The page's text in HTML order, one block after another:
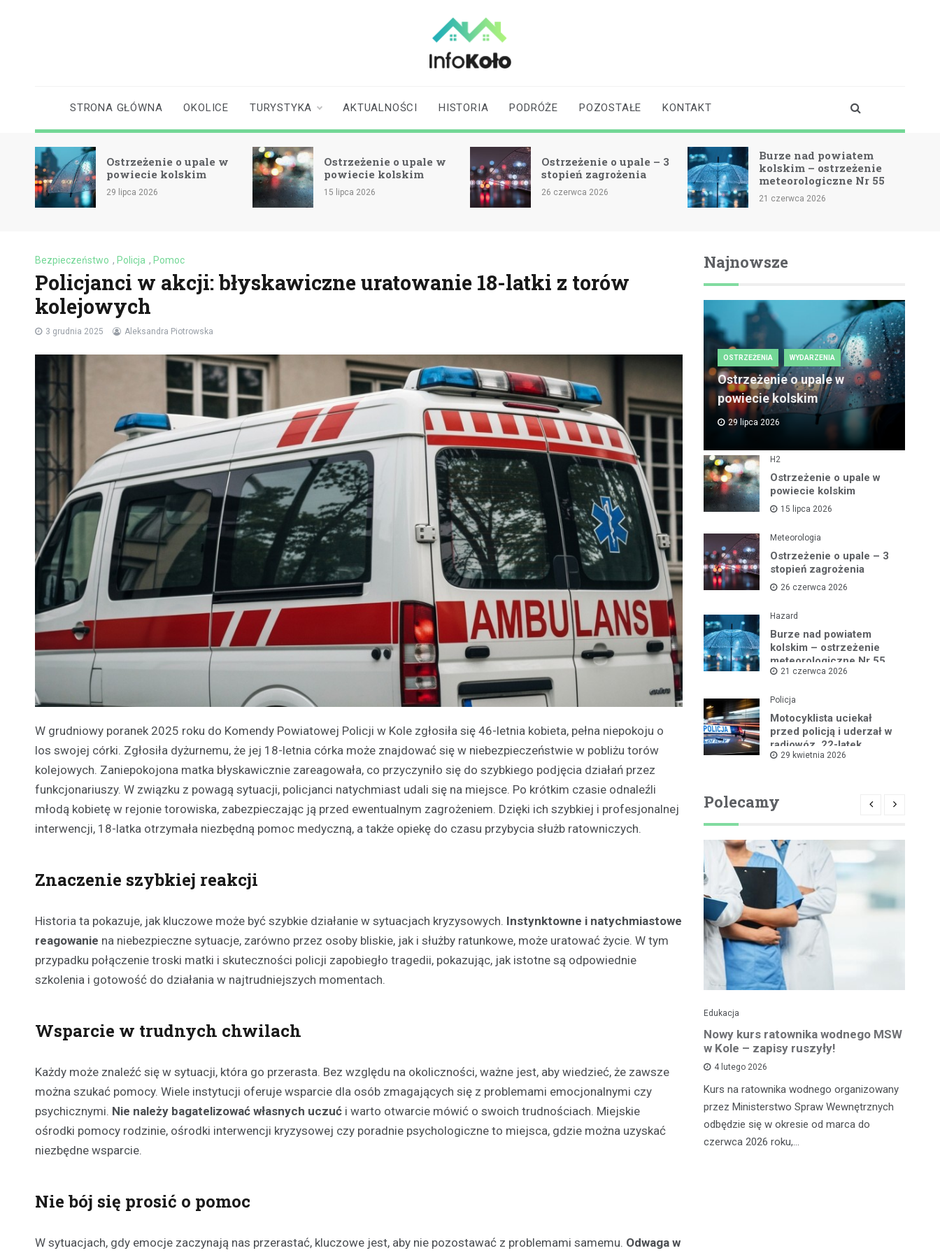
Koła | Koło
online
STRONA GŁÓWNA OKOLICE TURYSTYKA AKTUALNOŚCI HISTORIA PODRÓŻE POZOSTAŁE KONTAKT
Ostrzeżenie o upale w
powiecie kolskim
29 lipca 2026
Ostrzeżenie o upale w
powiecie kolskim
15 lipca 2026
Ostrzeżenie o upale – 3
stopień zagrożenia
26 czerwca 2026
Burze nad powiatem
kolskim – ostrzeżenie
meteorologiczne Nr 55
21 czerwca 2026
Bezpieczeństwo , Policja , Pomoc
Policjanci w akcji: błyskawiczne uratowanie 18-latki z torów
kolejowych
3 grudnia 2025 Aleksandra Piotrowska
W grudniowy poranek 2025 roku do Komendy Powiatowej Policji w Kole zgłosiła się 46-letnia kobieta, pełna niepokoju o
los swojej córki. Zgłosiła dyżurnemu, że jej 18-letnia córka może znajdować się w niebezpieczeństwie w pobliżu torów
kolejowych. Zaniepokojona matka błyskawicznie zareagowała, co przyczyniło się do szybkiego podjęcia działań przez
funkcjonariuszy. W związku z powagą sytuacji, policjanci natychmiast udali się na miejsce. Po krótkim czasie odnaleźli
młodą kobietę w rejonie torowiska, zabezpieczając ją przed ewentualnym zagrożeniem. Dzięki ich szybkiej i profesjonalnej
interwencji, 18-latka otrzymała niezbędną pomoc medyczną, a także opiekę do czasu przybycia służb ratowniczych.
Znaczenie szybkiej reakcji
Historia ta pokazuje, jak kluczowe może być szybkie działanie w sytuacjach kryzysowych. Instynktowne i natychmiastowe
reagowanie na niebezpieczne sytuacje, zarówno przez osoby bliskie, jak i służby ratunkowe, może uratować życie. W tym
przypadku połączenie troski matki i skuteczności policji zapobiegło tragedii, pokazując, jak istotne są odpowiednie
szkolenia i gotowość do działania w najtrudniejszych momentach.
Wsparcie w trudnych chwilach
Każdy może znaleźć się w sytuacji, która go przerasta. Bez względu na okoliczności, ważne jest, aby wiedzieć, że zawsze
można szukać pomocy. Wiele instytucji oferuje wsparcie dla osób zmagających się z problemami emocjonalnymi czy
psychicznymi. Nie należy bagatelizować własnych uczuć i warto otwarcie mówić o swoich trudnościach. Miejskie
ośrodki pomocy rodzinie, ośrodki interwencji kryzysowej czy poradnie psychologiczne to miejsca, gdzie można uzyskać
niezbędne wsparcie.
Nie bój się prosić o pomoc
W sytuacjach, gdy emocje zaczynają nas przerastać, kluczowe jest, aby nie pozostawać z problemami samemu. Odwaga w
Najnowsze
OSTRZEŻENIA WYDARZENIA
Ostrzeżenie o upale w
powiecie kolskim
29 lipca 2026
H2
Ostrzeżenie o upale w
powiecie kolskim
15 lipca 2026
Meteorologia
Ostrzeżenie o upale – 3
stopień zagrożenia
26 czerwca 2026
Hazard
Burze nad powiatem
kolskim – ostrzeżenie
meteorologiczne Nr 55
21 czerwca 2026
Policja
Motocyklista uciekał
przed policją i uderzał w
radiowóz, 22-latek
zatrzymany
29 kwietnia 2026
Polecamy
zaangażowanie
2 stycznia 2025
28 grudnia w Winiarni Powiercie miało
miejsce wyjątkowe wydarzenie
Edukacja
Nowy kurs ratownika wodnego MSW
w Kole – zapisy ruszyły!
4 lutego 2026
Kurs na ratownika wodnego organizowany
przez Ministerstwo Spraw Wewnętrznych
odbędzie się w okresie od marca do
czerwca 2026 roku,…